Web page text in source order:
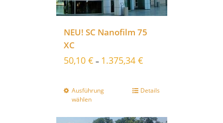
NEU! SC Nanofilm 75
XC
50,10 € – 1.375,34 €
Ausführung
wählen
Details